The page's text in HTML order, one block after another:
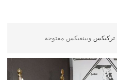
تركبكس وبينغبكس مفتوحة.